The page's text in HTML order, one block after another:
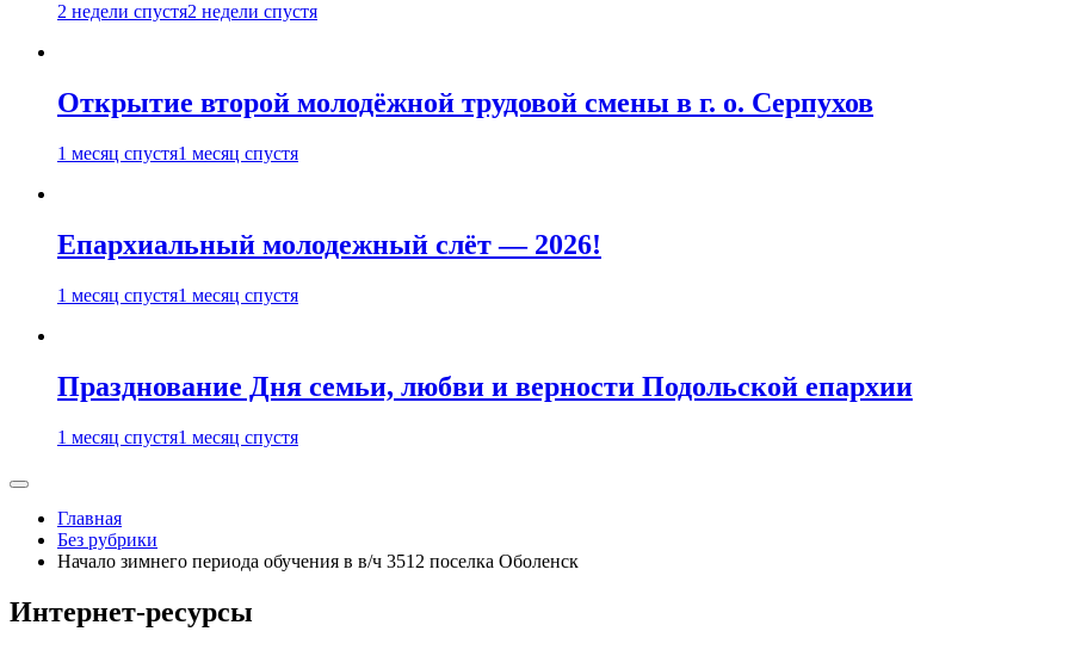
2 недели спустя2 недели спустя
Открытие второй молодёжной трудовой смены в г. о. Серпухов
1 месяц спустя1 месяц спустя
Епархиальный молодежный слёт — 2026!
1 месяц спустя1 месяц спустя
Празднование Дня семьи, любви и верности Подольской епархии
1 месяц спустя1 месяц спустя
Главная
Без рубрики
Начало зимнего периода обучения в в/ч 3512 поселка Оболенск
Интернет-ресурсы